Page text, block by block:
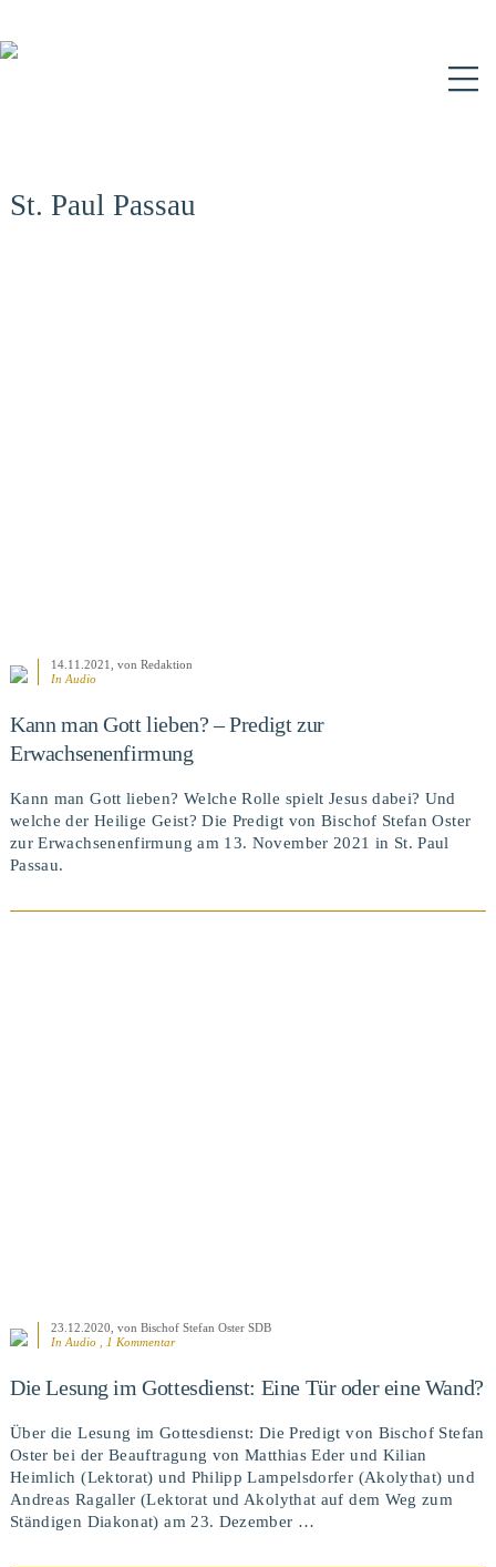
St. Paul Passau
14.11.2021
, von Redaktion
In Audio
Kann man Gott lieben? – Predigt zur
Erwachsenenfirmung
Kann man Gott lieben? Welche Rolle spielt Jesus dabei? Und
welche der Heilige Geist? Die Predigt von Bischof Stefan Oster
zur Erwachsenenfirmung am 13. November 2021 in St. Paul
Passau.
23.12.2020 , von Bischof Stefan Oster SDB
In Audio , 1 Kommentar
Die Lesung im Gottesdienst: Eine Tür oder eine Wand?
Über die Lesung im Gottesdienst: Die Predigt von Bischof Stefan
Oster bei der Beauftragung von Matthias Eder und Kilian
Heimlich (Lektorat) und Philipp Lampelsdorfer (Akolythat) und
Andreas Ragaller (Lektorat und Akolythat auf dem Weg zum
Ständigen Diakonat) am 23. Dezember …